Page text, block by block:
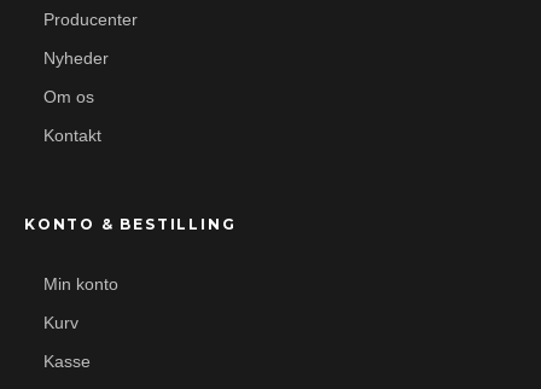
Producenter
Nyheder
Om os
Kontakt
KONTO & BESTILLING
Min konto
Kurv
Kasse